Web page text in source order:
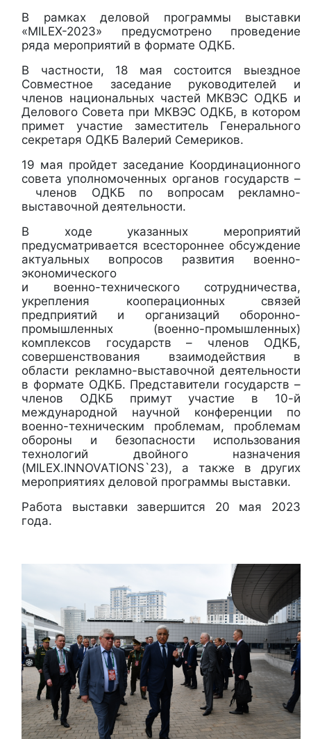
В рамках деловой программы выставки
«MILEX-2023» предусмотрено проведение
ряда мероприятий в формате ОДКБ.
В частности, 18 мая состоится выездное
Совместное заседание руководителей и
членов национальных частей МКВЭС ОДКБ и
Делового Совета при МКВЭС ОДКБ, в котором
примет участие заместитель Генерального
секретаря ОДКБ Валерий Семериков.
19 мая пройдет заседание Координационного
совета уполномоченных органов государств –
членов ОДКБ по вопросам рекламно-
выставочной деятельности.
В ходе указанных мероприятий
предусматривается всестороннее обсуждение
актуальных вопросов развития военно-
экономического
и военно-технического сотрудничества,
укрепления кооперационных связей
предприятий и организаций оборонно-
промышленных (военно-промышленных)
комплексов государств – членов ОДКБ,
совершенствования взаимодействия в
области рекламно-выставочной деятельности
в формате ОДКБ. Представители государств –
членов ОДКБ примут участие в 10-й
международной научной конференции по
военно-техническим проблемам, проблемам
обороны и безопасности использования
технологий двойного назначения
(MILEX.INNOVATIONS`23), а также в других
мероприятиях деловой программы выставки.
Работа выставки завершится 20 мая 2023
года.